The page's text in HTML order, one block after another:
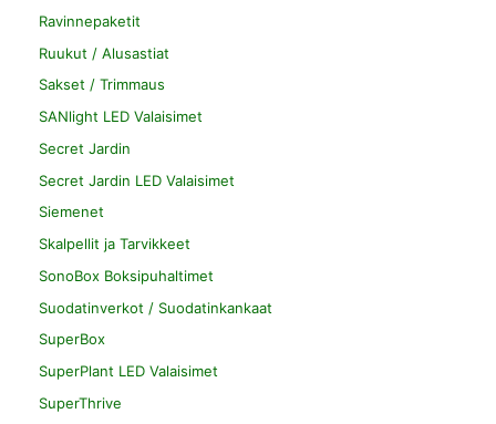
Ravinnepaketit
Ruukut / Alusastiat
Sakset / Trimmaus
SANlight LED Valaisimet
Secret Jardin
Secret Jardin LED Valaisimet
Siemenet
Skalpellit ja Tarvikkeet
SonoBox Boksipuhaltimet
Suodatinverkot / Suodatinkankaat
SuperBox
SuperPlant LED Valaisimet
SuperThrive